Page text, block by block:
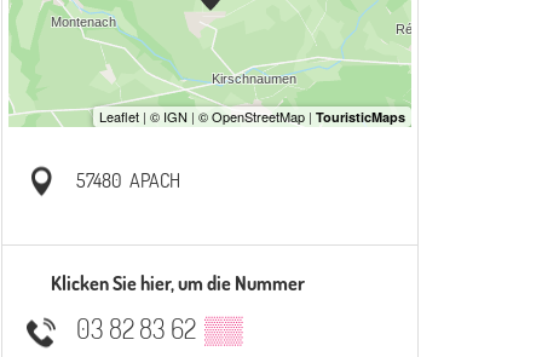
57480 APACH
Klicken Sie hier, um die Nummer
03 82 83 62 ▒▒